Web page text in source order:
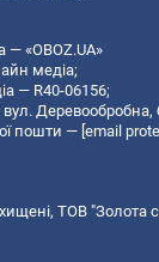
— «OBOZ.UA»
медіа;
— R40-06156;
Деревообробна,
пошти — [email
ТОВ "Золота